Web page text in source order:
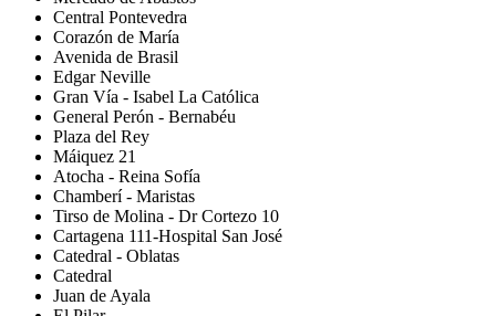
Central Pontevedra
Corazón de María
Avenida de Brasil
Edgar Neville
Gran Vía - Isabel La Católica
General Perón - Bernabéu
Plaza del Rey
Máiquez 21
Atocha - Reina Sofía
Chamberí - Maristas
Tirso de Molina - Dr Cortezo 10
Cartagena 111-Hospital San José
Catedral - Oblatas
Catedral
Juan de Ayala